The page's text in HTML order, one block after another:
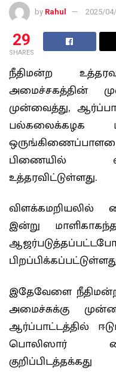
by Rahul 2025/
29
SHARES
நீதிமன்ற
அமைச்சகத்தின்
முன்வைத்து,
பல்கலைக்கழக
பிணையில்
உத்தரவிட்டுள்ளது.
விளக்கமறியலில்
இன்று
இதேவேளை நீதிமன்ற
அமைச்சுக்கு
ஆர்ப்பாட்டத்தில்
பொலிஸார்
குறிப்பிடத்தக்கது